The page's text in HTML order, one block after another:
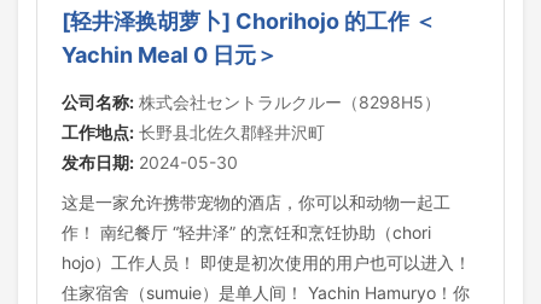
[轻井泽换胡萝卜] Chorihojo 的工作 ＜
Yachin Meal 0 日元＞
公司名称: 株式会社セントラルクルー（8298H5）
工作地点: 长野县北佐久郡軽井沢町
发布日期: 2024-05-30
这是一家允许携带宠物的酒店，你可以和动物一起工
作！ 南纪餐厅 “轻井泽” 的烹饪和烹饪协助（chori
hojo）工作人员！ 即使是初次使用的用户也可以进入！
住家宿舍（sumuie）是单人间！ Yachin Hamuryo！你